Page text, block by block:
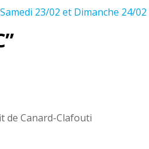
Samedi 23/02 et Dimanche 24/02
de Canard-Clafouti